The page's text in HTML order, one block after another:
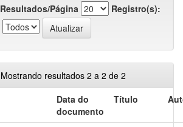
Resultados/Página
Registro(s):
Mostrando resultados 2 a 2 de 2
Data do
documento
Título